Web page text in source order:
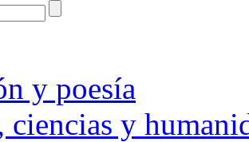
y poesía
ciencias y